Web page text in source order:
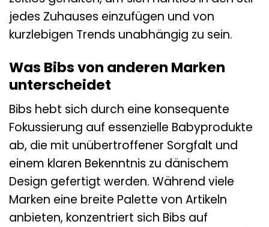
jedes Zuhauses einzufügen und von
kurzlebigen Trends unabhängig zu sein.
Was Bibs von anderen Marken
unterscheidet
Bibs hebt sich durch eine konsequente
Fokussierung auf essenzielle Babyprodukte
ab, die mit unübertroffener Sorgfalt und
einem klaren Bekenntnis zu dänischem
Design gefertigt werden. Während viele
Marken eine breite Palette von Artikeln
anbieten, konzentriert sich Bibs auf